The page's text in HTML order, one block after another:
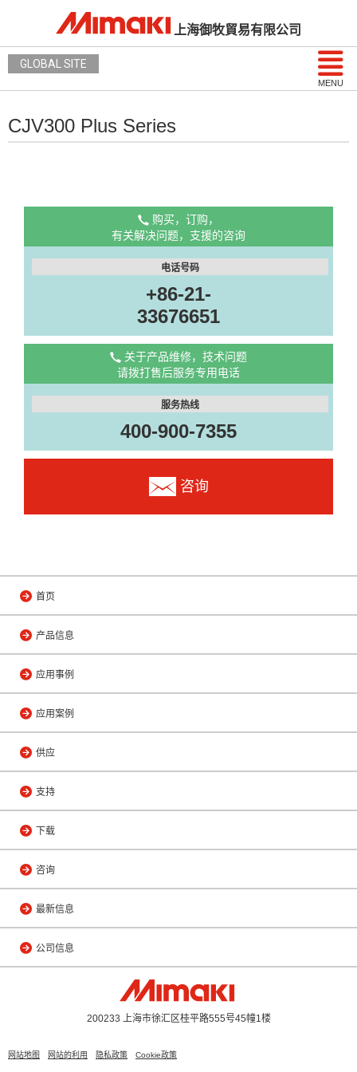
上海御牧貿易有限公司
MENU
GLOBAL SITE
CJV300 Plus Series
购买，订购，
有关解决问题，支援的咨询
电话号码
+86-21-
33676651
关于产品维修，技术问题
请拨打售后服务专用电话
服务热线
400-900-7355
咨询
首页
产品信息
应用事例
应用案例
供应
支持
下载
咨询
最新信息
公司信息
200233 上海市徐汇区桂平路555号45幢1楼
网站地图 网站的利用 隐私政策 Cookie政策